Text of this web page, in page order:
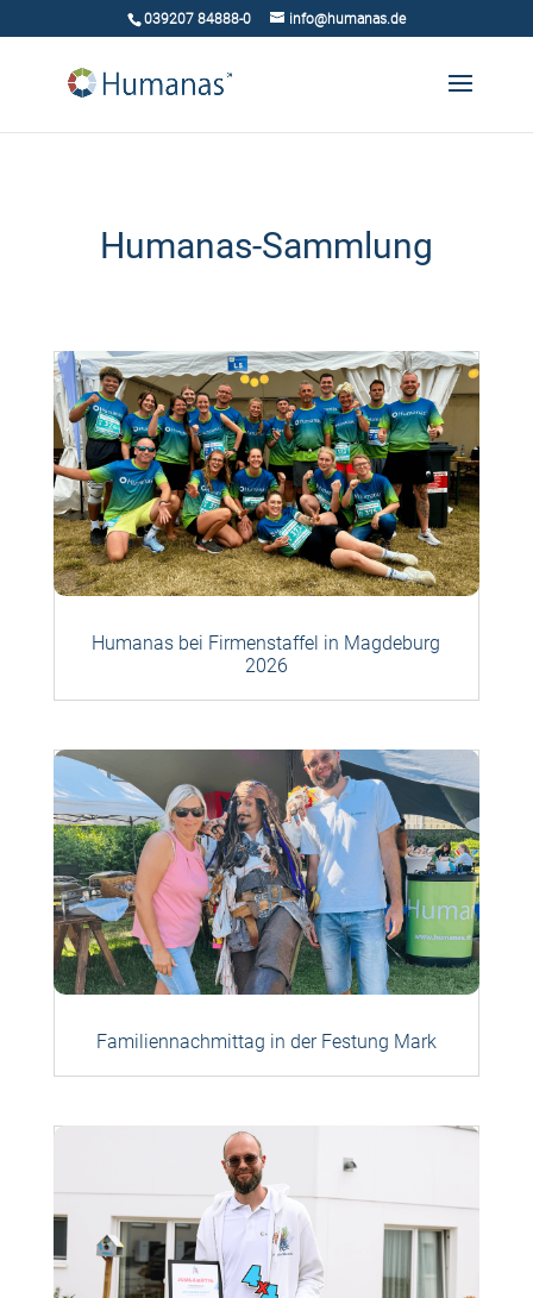
039207 84888-0 info@humanas.de
Humanas-Sammlung
Humanas bei Firmenstaffel in Magdeburg
2026
Familiennachmittag in der Festung Mark